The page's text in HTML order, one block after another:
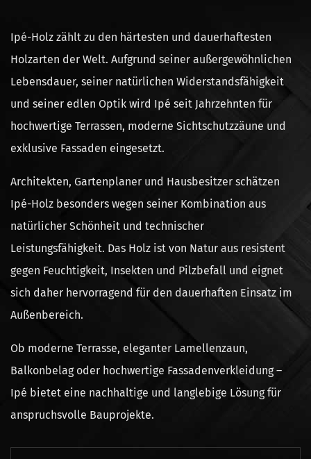
Ipé-Holz zählt zu den härtesten und dauerhaftesten
Holzarten der Welt. Aufgrund seiner außergewöhnlichen
Lebensdauer, seiner natürlichen Widerstandsfähigkeit
und seiner edlen Optik wird Ipé seit Jahrzehnten für
hochwertige Terrassen, moderne Sichtschutzzäune und
exklusive Fassaden eingesetzt.
Architekten, Gartenplaner und Hausbesitzer schätzen
Ipé-Holz besonders wegen seiner Kombination aus
natürlicher Schönheit und technischer
Leistungsfähigkeit. Das Holz ist von Natur aus resistent
gegen Feuchtigkeit, Insekten und Pilzbefall und eignet
sich daher hervorragend für den dauerhaften Einsatz im
Außenbereich.
Ob moderne Terrasse, eleganter Lamellenzaun,
Balkonbelag oder hochwertige Fassadenverkleidung –
Ipé bietet eine nachhaltige und langlebige Lösung für
anspruchsvolle Bauprojekte.